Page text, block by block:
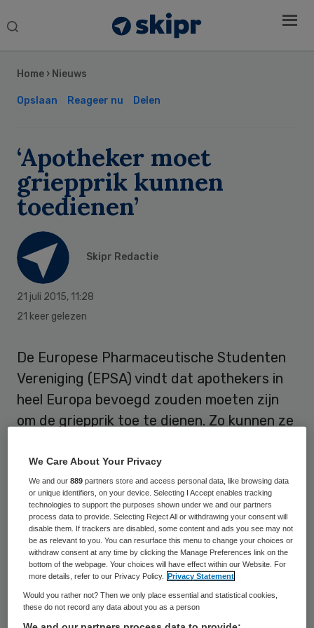
Search
Home › Nieuws
Opslaan Reageer nu Delen
‘Apotheker moet
griepprik kunnen
toedienen’
Skipr Redactie
21 juli 2015, 11:28
21 keer gelezen
De Europese Pharmaceutische Studenten
Vereniging (EPSA) vindt dat apothekers in
heel Europa bevoegd zouden moeten zijn
om de griepprik toe te dienen. Zo kunnen ze
wordt verhoogd en dat het aantal doden
wordt verminderd.
EU-lidstaten hebben moeite met het
bereiken van een vaccinatiedekking voor
griep van 75 procent, zoals de Europese
Raad aanbeveelt. Positieve uitzonderingen
op de regel zijn het Verenigd Koninkrijk,
Ierland en Portugal, waar apothekers ook
Sidebar
We Care About Your Privacy
We and our889 partners store and access personal data, like browsing data
or unique identifiers, on your device. Selecting I Accept enables tracking
technologies to support the purposes shown under we and our partners
process data to provide. Selecting Reject All or withdrawing your consent will
disable them. If trackers are disabled, some content and ads you see may not
be as relevant to you. You can resurface this menu to change your choices or
withdraw consent at any time by clicking the Manage Preferences link on the
bottom of the webpage. Your choices will have effect within our Website. For
more details, refer to our Privacy Policy.
Privacy Statement
Would you rather not? Then we only place essential and statistical cookies,
these do not record any data about you as a person